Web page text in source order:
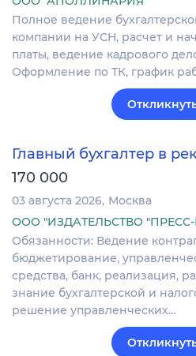
Полное ведение
компании на УСН, расчет и
платы, ведение кадрового
Оформление по ТК, график
Главный бухгалтер в
170 000
03 августа 2026 Москва
ООО "ИЗДАТЕЛЬСТВО
Обязанности: Ведение
бюджетирование,
средства, банк, реализация,
знание бухгалтерской и
решение управленческих…